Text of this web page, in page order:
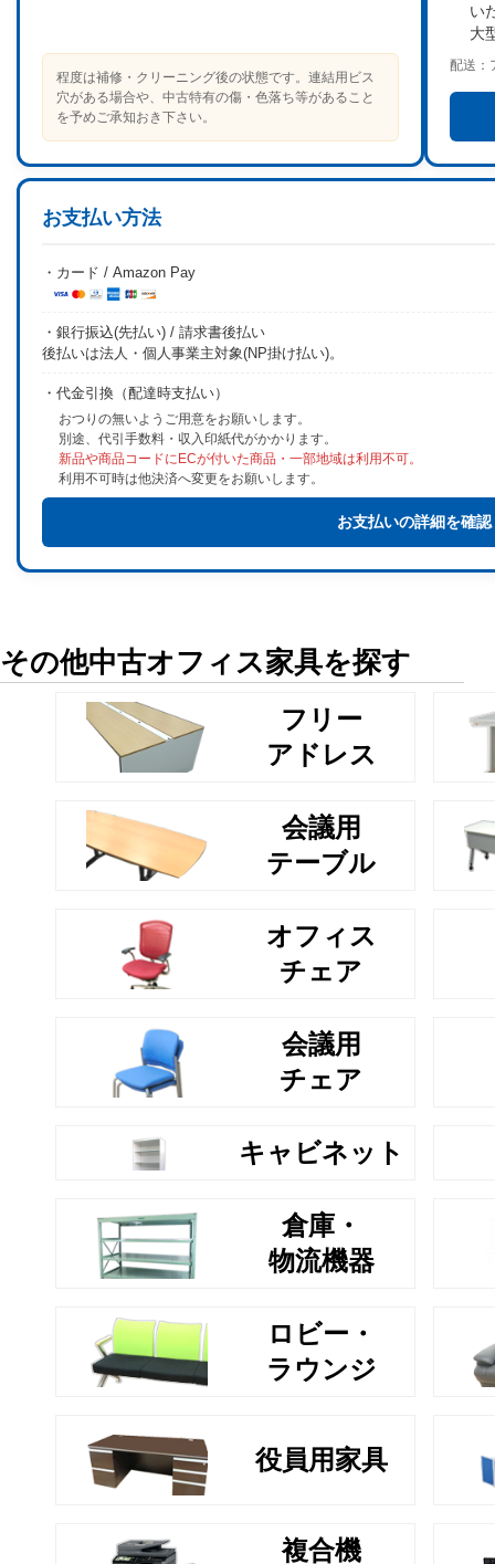
程度は補修・クリーニング後の状態です。連結用ビス
穴がある場合や、中古特有の傷・色落ち等があること
を予めご承知おき下さい。
い
大
配送：
お支払い方法
・カード / Amazon Pay
・銀行振込(先払い) / 請求書後払い
後払いは法人・個人事業主対象(NP掛け払い)。
・代金引換（配達時支払い）
おつりの無いようご用意をお願いします。
別途、代引手数料・収入印紙代がかかります。
新品や商品コードにECが付いた商品・一部地域は利用不可。
利用不可時は他決済へ変更をお願いします。
お支払いの詳細を確認
その他中古オフィス家具を探す
フリー
アドレス
会議用
テーブル
オフィス
チェア
会議用
チェア
キャビネット
倉庫・
物流機器
ロビー・
ラウンジ
役員用家具
複合機